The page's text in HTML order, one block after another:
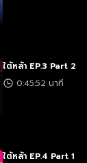
ใต้หล้า EP.3 Part 2
0:45:52 นาที
ใต้หล้า EP.4 Part 1